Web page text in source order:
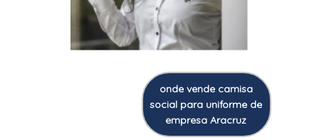
onde vende camisa
social para uniforme de
empresa Aracruz